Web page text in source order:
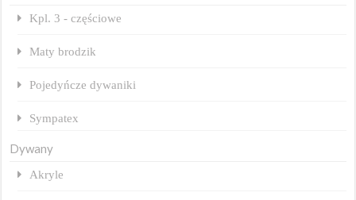
Kpl. 3 - częściowe
Maty brodzik
Pojedyńcze dywaniki
Sympatex
Dywany
Akryle